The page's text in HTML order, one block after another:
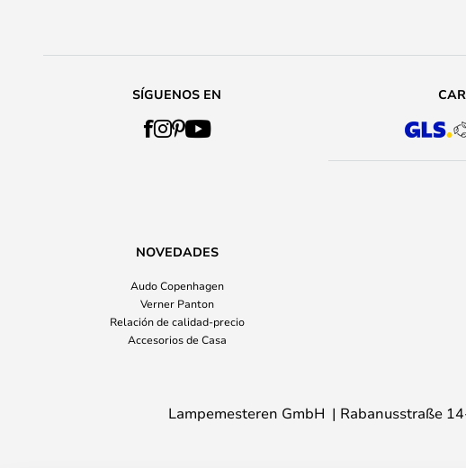
SÍGUENOS EN
NOVEDADES
Audo Copenhagen
Verner Panton
Relación de calidad-precio
Accesorios de Casa
Lampemesteren GmbH Rabanusstraße